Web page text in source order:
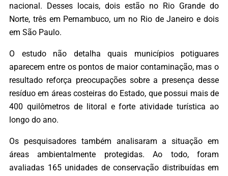
nacional. Desses locais, dois estão no Rio Grande do
Norte, três em Pernambuco, um no Rio de Janeiro e dois
em São Paulo.
O estudo não detalha quais municípios potiguares
aparecem entre os pontos de maior contaminação, mas o
resultado reforça preocupações sobre a presença desse
resíduo em áreas costeiras do Estado, que possui mais de
400 quilômetros de litoral e forte atividade turística ao
longo do ano.
Os pesquisadores também analisaram a situação em
áreas ambientalmente protegidas. Ao todo, foram
avaliadas 165 unidades de conservação distribuídas em